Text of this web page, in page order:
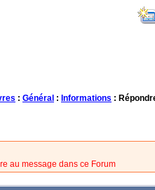
: Général : Informations :
au message dans ce Forum